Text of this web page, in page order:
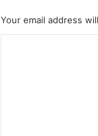
Your email address